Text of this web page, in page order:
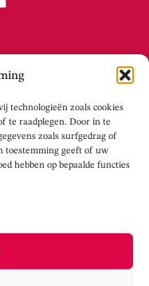
technologieën zoals cookies
te raadplegen. Door in te
zoals surfgedrag of
toestemming geeft of uw
hebben op bepaalde functies